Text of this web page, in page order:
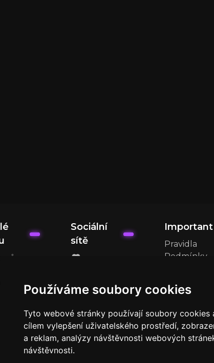
Používáme soubory cookies
Tyto webové stránky používají soubory cookies
cílem vylepšení uživatelského prostředí,
a reklam, analýzy návštěvnosti webových
návštěvnosti.
Sociální
sítě
Instagram
YouTube
Important
Pravidla
Podmínky
soukromí